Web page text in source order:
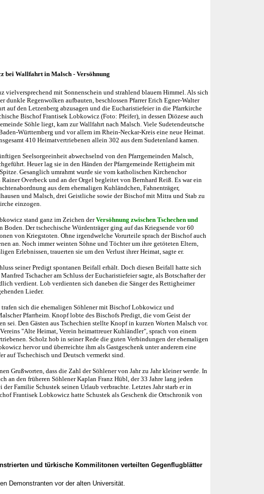
bei Wallfahrt in Malsch - Versöhnung
vielversprechend mit Sonnenschein und strahlend blauem Himmel. Als sich
dunkle Regenwolken aufbauten, beschlossen Pfarrer Erich Egner-Walter
auf den Letzenberg abzusagen und die Eucharistiefeier in die Pfarrkirche
Bischof Frantisek Lobkowicz (Foto: Pfeifer), in dessen Diözese auch
Söhle liegt, kam zur Wallfahrt nach Malsch. Viele Sudetendeutsche
Württemberg und vor allem im Rhein-Neckar-Kreis eine neue Heimat.
410 Heimatvertriebenen allein 302 aus dem Sudetenland kamen.
Seelsorgeeinheit abwechselnd von den Pfarrgemeinden Malsch,
Heuer lag sie in den Händen der Pfarrgemeinde Rettigheim mit
Gesanglich umrahmt wurde sie vom katholischen Kirchenchor
Overbeck und an der Orgel begleitet von Bernhard Reiß. Es war ein
aus dem ehemaligen Kuhländchen, Fahnenträger,
und Malsch, drei Geistliche sowie der Bischof mit Mitra und Stab zu
einzogen.
stand ganz im Zeichen derVersöhnung zwischen Tschechen und
Boden. Der tschechische Würdenträger ging auf das Kriegsende vor 60
von Kriegstoten. Ohne irgendwelche Vorurteile sprach der Bischof auch
an. Noch immer weinten Söhne und Töchter um ihre getöteten Eltern,
Erlebnissen, trauerten sie um den Verlust ihrer Heimat, sagte er.
seiner Predigt spontanen Beifall erhält. Doch diesen Beifall hatte sich
Tschacher am Schluss der Eucharistiefeier sagte, als Botschafter der
verdient. Lob verdienten sich daneben die Sänger des Rettigheimer
Lieder.
trafen sich die ehemaligen Söhlener mit Bischof Lobkowicz und
Pfarrheim. Knopf lobte des Bischofs Predigt, die vom Geist der
sei. Den Gästen aus Tschechien stellte Knopf in kurzen Worten Malsch vor.
"Alte Heimat, Verein heimattreuer Kuhländler", sprach von einem
Scholz hob in seiner Rede die guten Verbindungen der ehemaligen
hervor und überreichte ihm als Gastgeschenk unter anderem eine
auf Tschechisch und Deutsch vermerkt sind.
Grußworten, dass die Zahl der Söhlener von Jahr zu Jahr kleiner werde. In
an den früheren Söhlener Kaplan Franz Hübl, der 33 Jahre lang jeden
der Familie Schustek seinen Urlaub verbrachte. Letztes Jahr starb er in
Frantisek Lobkowicz hatte Schustek als Geschenk die Ortschronik von
und türkische Kommilitonen verteilten Gegenflugblätter
Demonstranten vor der alten Universität.